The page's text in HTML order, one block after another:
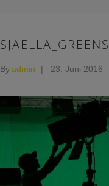
Byadmin 23. Juni 2016